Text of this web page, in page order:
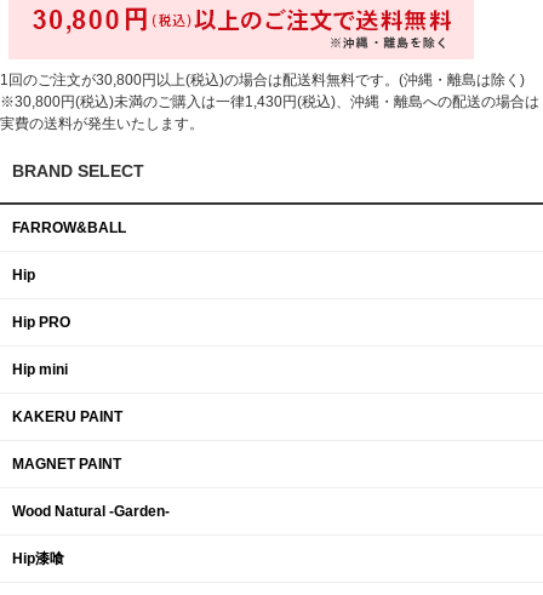
1回のご注文が30,800円以上(税込)の場合は配送料無料です。(沖縄・離島は除く)
※30,800円(税込)未満のご購入は一律1,430円(税込)、沖縄・離島への配送の場合は
実費の送料が発生いたします。
BRAND SELECT
FARROW&BALL
Hip
Hip PRO
Hip mini
KAKERU PAINT
MAGNET PAINT
Wood Natural -Garden-
Hip漆喰